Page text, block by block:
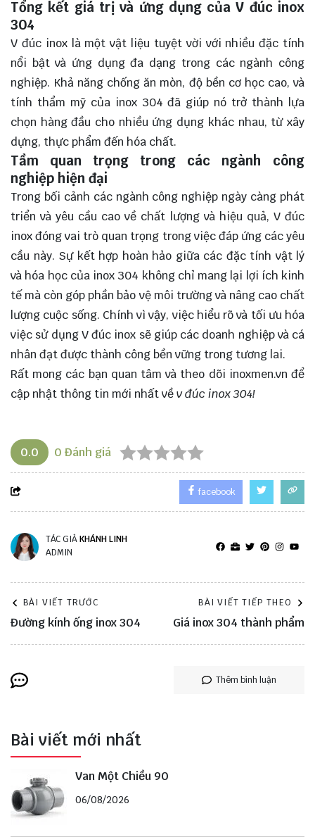
Tổng kết giá trị và ứng dụng của V đúc inox
304
V đúc inox là một vật liệu tuyệt vời với nhiều đặc tính
nổi bật và ứng dụng đa dạng trong các ngành công
nghiệp. Khả năng chống ăn mòn, độ bền cơ học cao, và
tính thẩm mỹ của inox 304 đã giúp nó trở thành lựa
chọn hàng đầu cho nhiều ứng dụng khác nhau, từ xây
dựng, thực phẩm đến hóa chất.
Tầm quan trọng trong các ngành công
nghiệp hiện đại
Trong bối cảnh các ngành công nghiệp ngày càng phát
triển và yêu cầu cao về chất lượng và hiệu quả, V đúc
inox đóng vai trò quan trọng trong việc đáp ứng các yêu
cầu này. Sự kết hợp hoàn hảo giữa các đặc tính vật lý
và hóa học của inox 304 không chỉ mang lại lợi ích kinh
tế mà còn góp phần bảo vệ môi trường và nâng cao chất
lượng cuộc sống. Chính vì vậy, việc hiểu rõ và tối ưu hóa
việc sử dụng V đúc inox sẽ giúp các doanh nghiệp và cá
nhân đạt được thành công bền vững trong tương lai.
Rất mong các bạn quan tâm và theo dõi inoxmen.vn để
cập nhật thông tin mới nhất vềv đúc inox 304!
0.0 0 Đánh giá
facebook
TÁC GIẢKHÁNH LINH
ADMIN
BÀI VIẾT TRƯỚC
Đường kính ống inox 304
BÀI VIẾT TIẾP THEO
Giá inox 304 thành phẩm
Thêm bình luận
Bài viết mới nhất
Van Một Chiều 90
06/08/2026